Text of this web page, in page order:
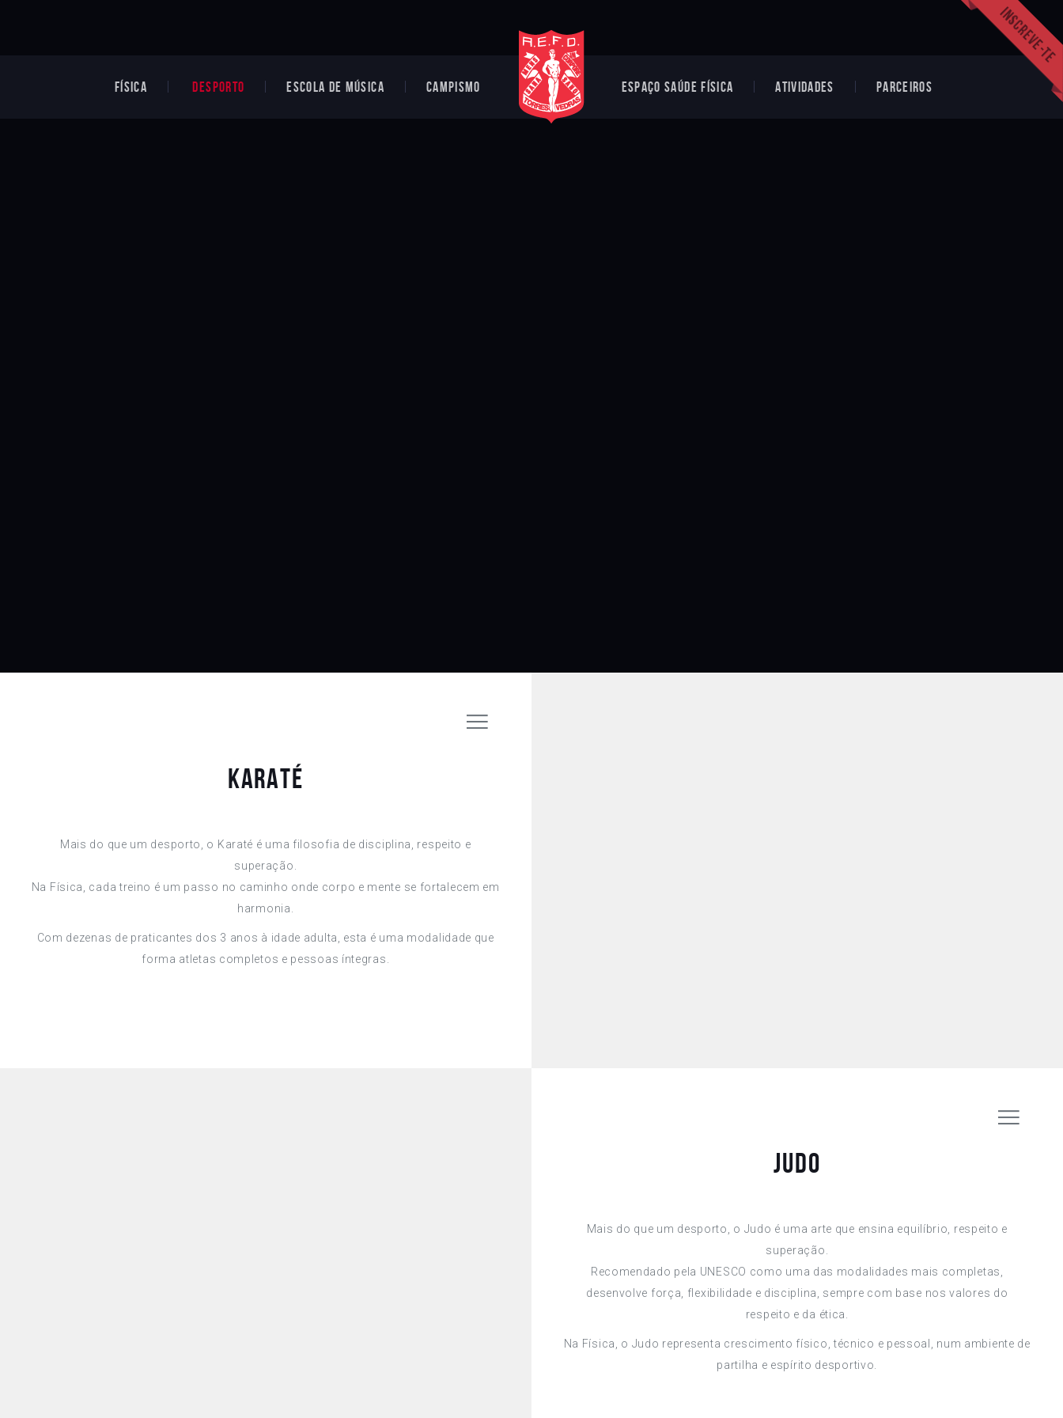
FÍSICA DESPORTO ESCOLA DE MÚSICA CAMPISMO ESPAÇO SAÚDE FÍSICA ATIVIDADES PARCEIROS
Karaté
Mais do que um desporto, o Karaté é uma filosofia de disciplina, respeito e
superação.
Na Física, cada treino é um passo no caminho onde corpo e mente se fortalecem em
harmonia.
Com dezenas de praticantes dos 3 anos à idade adulta, esta é uma modalidade que
forma atletas completos e pessoas íntegras.
Judo
Mais do que um desporto, o Judo é uma arte que ensina equilíbrio, respeito e
superação.
Recomendado pela UNESCO como uma das modalidades mais completas,
desenvolve força, flexibilidade e disciplina, sempre com base nos valores do
respeito e da ética.
Na Física, o Judo representa crescimento físico, técnico e pessoal, num ambiente de
partilha e espírito desportivo.